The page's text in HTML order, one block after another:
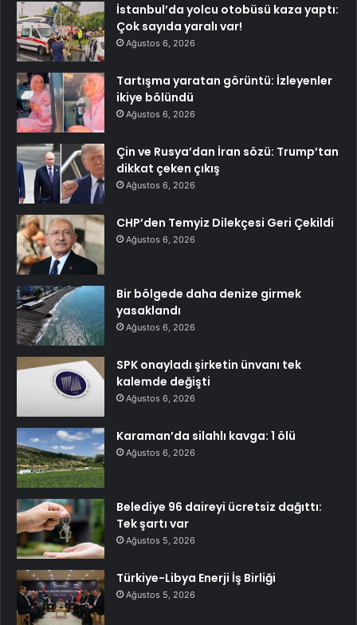
İstanbul’da yolcu otobüsü kaza yaptı:
Çok sayıda yaralı var!
Ağustos 6, 2026
Tartışma yaratan görüntü: İzleyenler
ikiye bölündü
Ağustos 6, 2026
Çin ve Rusya’dan İran sözü: Trump’tan
dikkat çeken çıkış
Ağustos 6, 2026
CHP’den Temyiz Dilekçesi Geri Çekildi
Ağustos 6, 2026
Bir bölgede daha denize girmek
yasaklandı
Ağustos 6, 2026
SPK onayladı şirketin ünvanı tek
kalemde değişti
Ağustos 6, 2026
Karaman’da silahlı kavga: 1 ölü
Ağustos 6, 2026
Belediye 96 daireyi ücretsiz dağıttı:
Tek şartı var
Ağustos 5, 2026
Türkiye-Libya Enerji İş Birliği
Ağustos 5, 2026